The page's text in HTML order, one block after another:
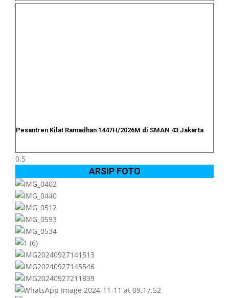
Pesantren Kilat Ramadhan 1447H/2026M di SMAN 43 Jakarta
ARSIP FOTO